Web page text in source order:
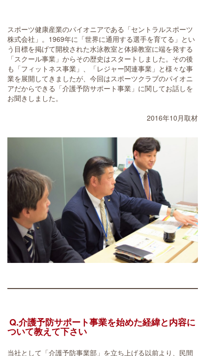
スポーツ健康産業のパイオニアである「セントラルスポーツ
株式会社」。1969年に「世界に通用する選手を育てる」とい
う目標を掲げて開校された水泳教室と体操教室に端を発する
「スクール事業」からその歴史はスタートしました。その後
も「フィットネス事業」、「レジャー関連事業」と様々な事
業を展開してきましたが、今回はスポーツクラブのパイオニ
アだからできる「介護予防サポート事業」に関してお話しを
お聞きしました。
2016年10月取材
Q.介護予防サポート事業を始めた経緯と内容に
ついて教えて下さい
当社として「介護予防事業部」を立ち上げる以前より、民間